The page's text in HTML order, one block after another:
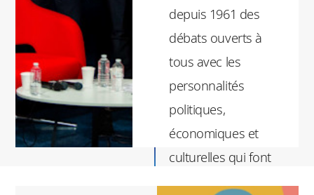
depuis 1961 des
débats ouverts à
tous avec les
personnalités
politiques,
économiques et
culturelles qui font